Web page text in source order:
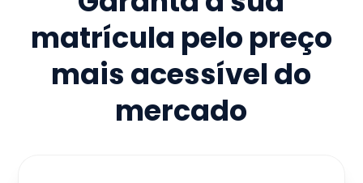
matrícula pelo preço
mais acessível do
mercado